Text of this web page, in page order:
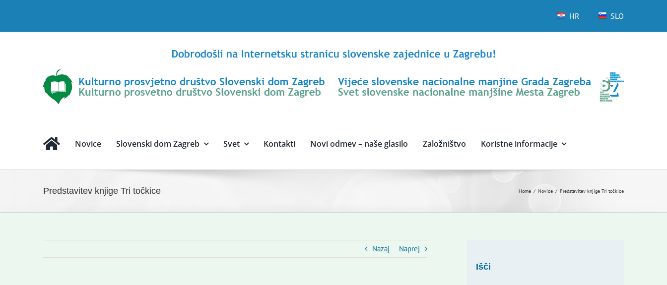
HR SLO
Novice Slovenski dom Zagreb Svet Kontakti Novi odmev – naše glasilo Založništvo Koristne informacije
Predstavitev knjige Tri točkice Home Novice Predstavitev knjige Tri točkice
Nazaj Naprej
Išči